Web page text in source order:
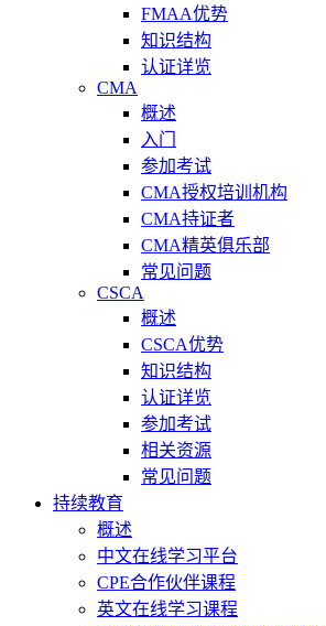
FMAA优势
知识结构
认证详览
CMA
概述
入门
参加考试
CMA授权培训机构
CMA持证者
CMA精英俱乐部
常见问题
CSCA
概述
CSCA优势
知识结构
认证详览
参加考试
相关资源
常见问题
持续教育
概述
中文在线学习平台
CPE合作伙伴课程
英文在线学习课程